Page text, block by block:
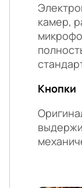
камер,
Кнопки